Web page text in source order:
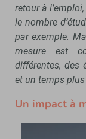
retour à
le nombre
par exemple.
mesure est
différentes, des
et un temps
Un impact à